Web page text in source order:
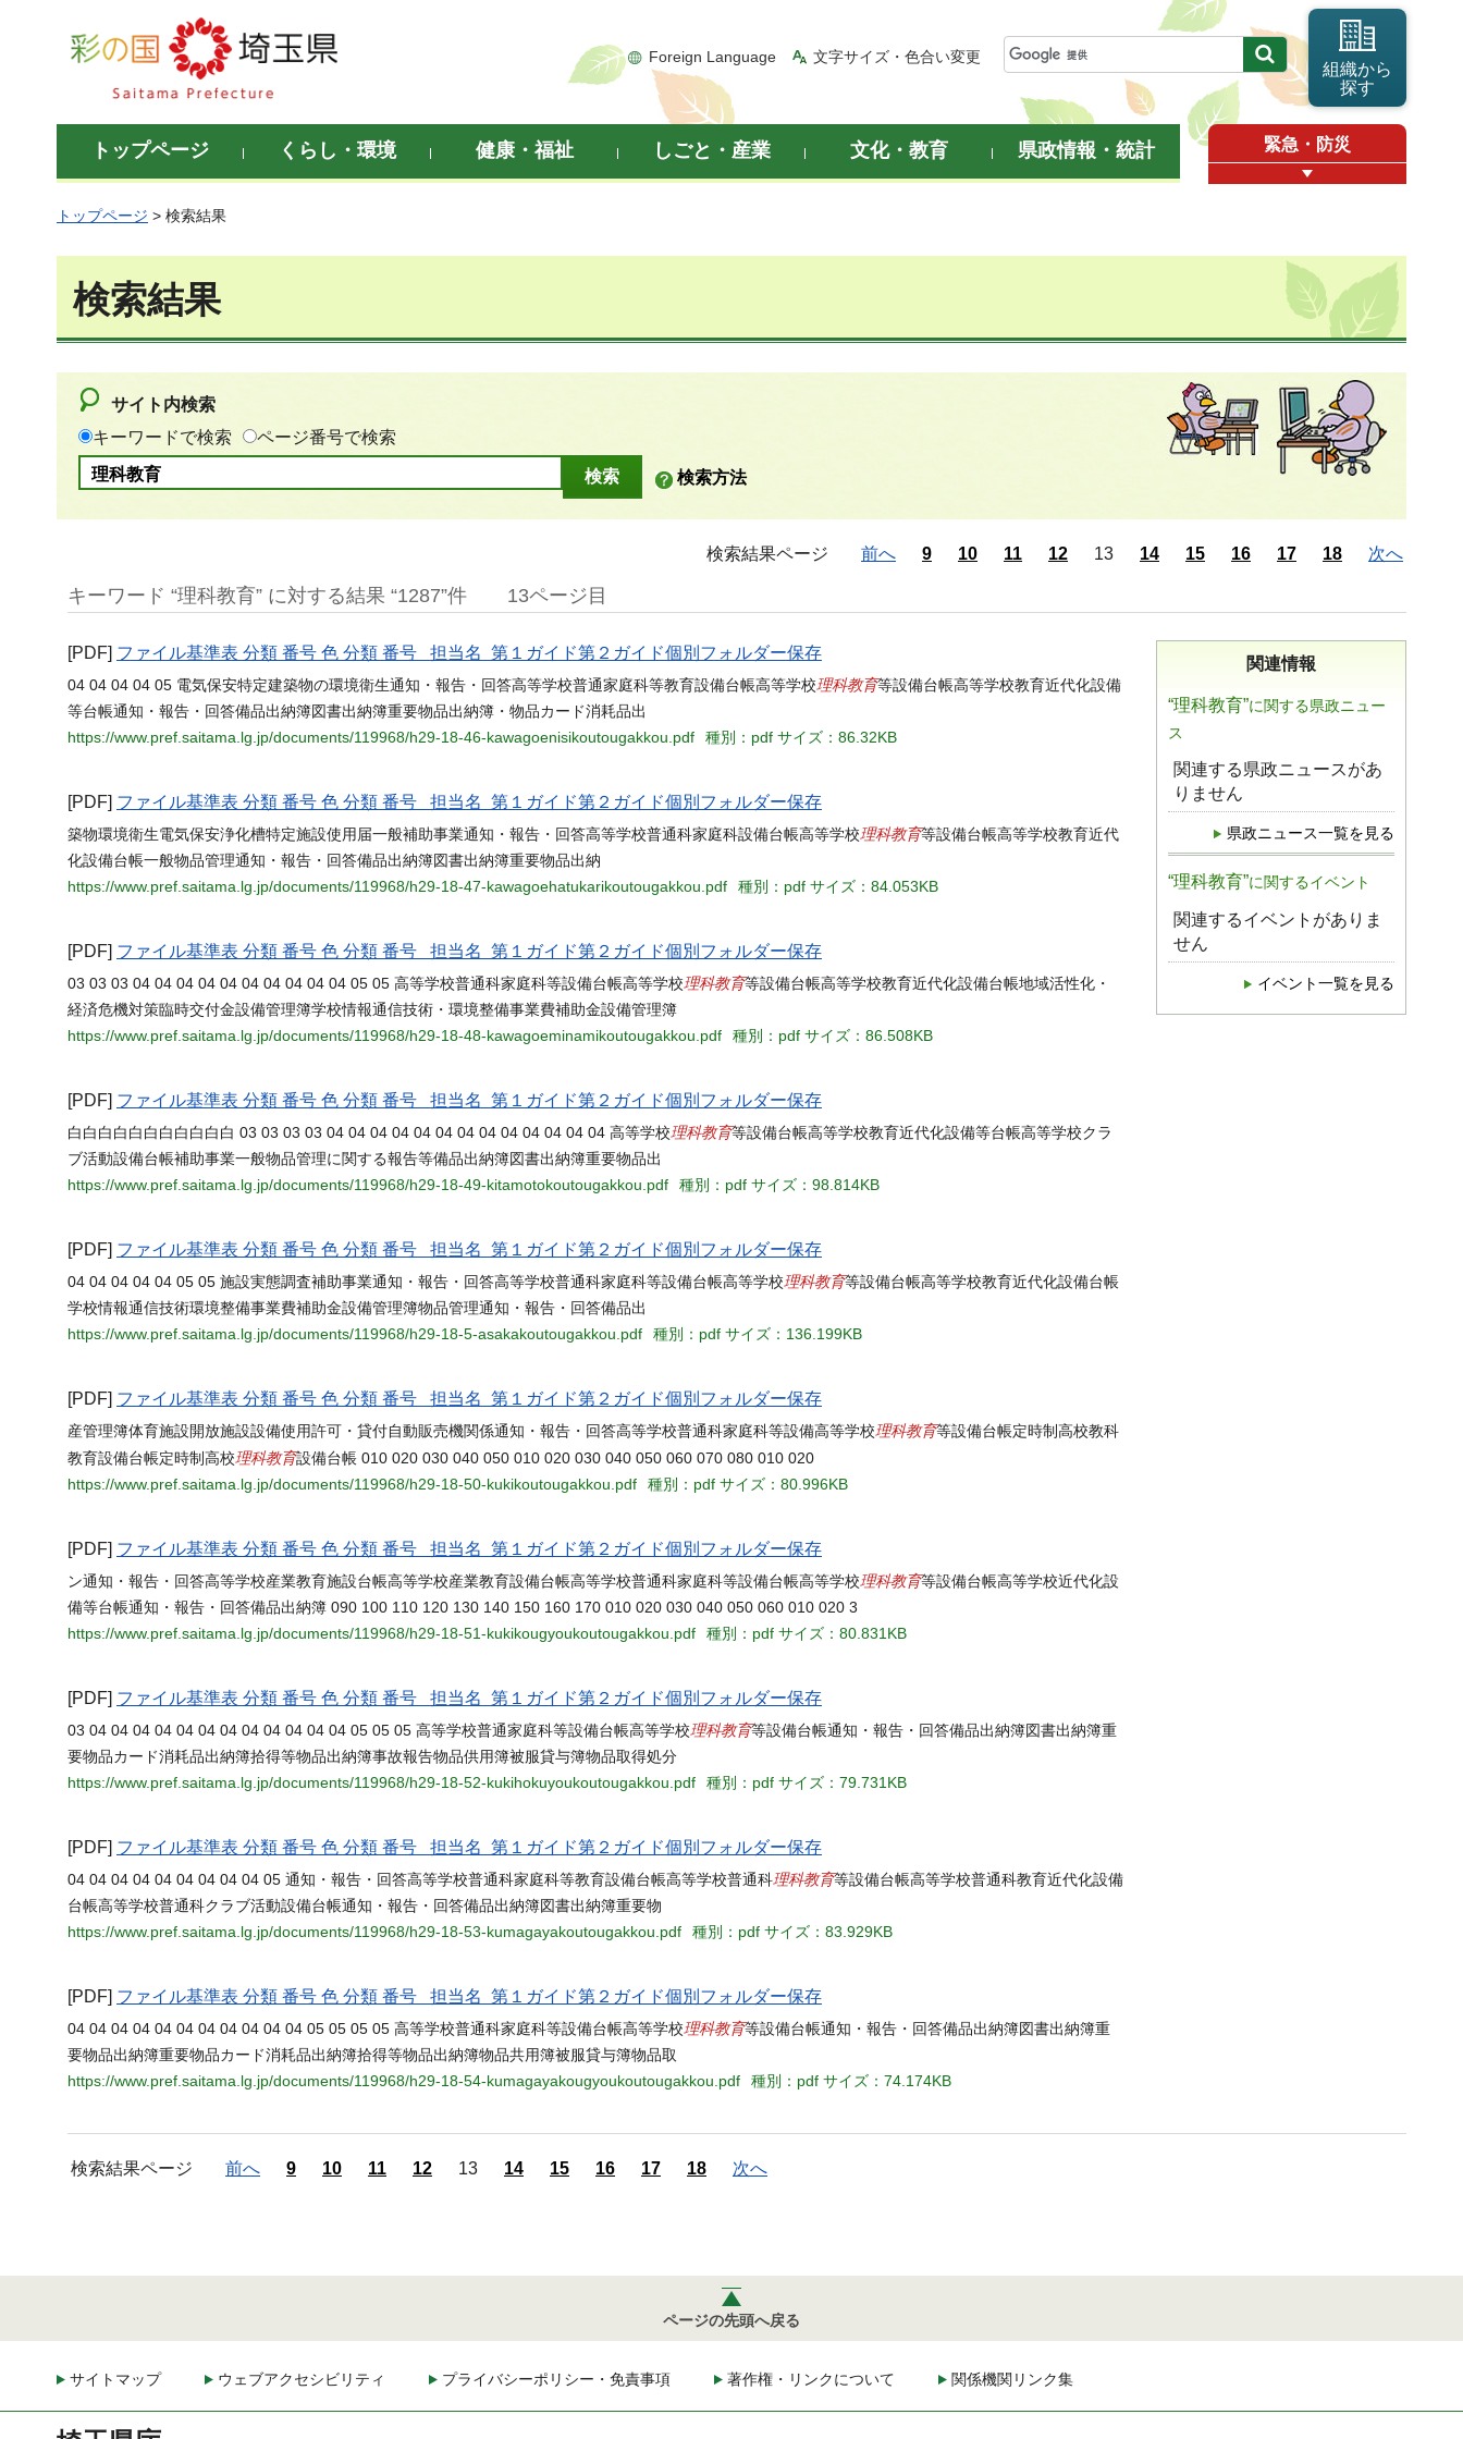
彩の国 埼玉県
Foreign Language 文字サイズ・色合い変更
組織から
探す
トップページ くらし・環境 健康・福祉 しごと・産業 文化・教育 県政情報・統計 緊急・防災
トップページ > 検索結果
検索結果
サイト内検索
キーワードで検索
ページ番号で検索
検索方法
検索結果ページ 前へ 9 10 11 12 13 14 15 16 17 18 次へ
キーワード “理科教育” に対する結果 “1287”件 13ページ目
関連情報
“理科教育”に関する県政ニュー
ス
関連する県政ニュースがあ
りません
県政ニュース一覧を見る
“理科教育”に関するイベント
関連するイベントがありま
せん
イベント一覧を見る
[PDF] ファイル基準表 分類 番号 色 分類 番号 担当名 第１ガイド第２ガイド個別フォルダー保存
04 04 04 04 05 電気保安特定建築物の環境衛生通知・報告・回答高等学校普通家庭科等教育設備台帳高等学校理科教育等設備台帳高等学校教育近代化設備
等台帳通知・報告・回答備品出納簿図書出納簿重要物品出納簿・物品カード消耗品出
https://www.pref.saitama.lg.jp/documents/119968/h29-18-46-kawagoenisikoutougakkou.pdf
種別：pdf サイズ：86.32KB
[PDF] ファイル基準表 分類 番号 色 分類 番号 担当名 第１ガイド第２ガイド個別フォルダー保存
築物環境衛生電気保安浄化槽特定施設使用届一般補助事業通知・報告・回答高等学校普通科家庭科設備台帳高等学校理科教育等設備台帳高等学校教育近代
化設備台帳一般物品管理通知・報告・回答備品出納簿図書出納簿重要物品出納
https://www.pref.saitama.lg.jp/documents/119968/h29-18-47-kawagoehatukarikoutougakkou.pdf
種別：pdf サイズ：84.053KB
[PDF] ファイル基準表 分類 番号 色 分類 番号 担当名 第１ガイド第２ガイド個別フォルダー保存
03 03 03 04 04 04 04 04 04 04 04 04 04 05 05 高等学校普通科家庭科等設備台帳高等学校理科教育等設備台帳高等学校教育近代化設備台帳地域活性化・
経済危機対策臨時交付金設備管理簿学校情報通信技術・環境整備事業費補助金設備管理簿
https://www.pref.saitama.lg.jp/documents/119968/h29-18-48-kawagoeminamikoutougakkou.pdf
種別：pdf サイズ：86.508KB
[PDF] ファイル基準表 分類 番号 色 分類 番号 担当名 第１ガイド第２ガイド個別フォルダー保存
白白白白白白白白白白白 03 03 03 03 04 04 04 04 04 04 04 04 04 04 04 04 04 高等学校理科教育等設備台帳高等学校教育近代化設備等台帳高等学校クラ
ブ活動設備台帳補助事業一般物品管理に関する報告等備品出納簿図書出納簿重要物品出
https://www.pref.saitama.lg.jp/documents/119968/h29-18-49-kitamotokoutougakkou.pdf
種別：pdf サイズ：98.814KB
[PDF] ファイル基準表 分類 番号 色 分類 番号 担当名 第１ガイド第２ガイド個別フォルダー保存
04 04 04 04 04 05 05 施設実態調査補助事業通知・報告・回答高等学校普通科家庭科等設備台帳高等学校理科教育等設備台帳高等学校教育近代化設備台帳
学校情報通信技術環境整備事業費補助金設備管理簿物品管理通知・報告・回答備品出
https://www.pref.saitama.lg.jp/documents/119968/h29-18-5-asakakoutougakkou.pdf
種別：pdf サイズ：136.199KB
[PDF] ファイル基準表 分類 番号 色 分類 番号 担当名 第１ガイド第２ガイド個別フォルダー保存
産管理簿体育施設開放施設設備使用許可・貸付自動販売機関係通知・報告・回答高等学校普通科家庭科等設備高等学校理科教育等設備台帳定時制高校教科
教育設備台帳定時制高校理科教育設備台帳 010 020 030 040 050 010 020 030 040 050 060 070 080 010 020
https://www.pref.saitama.lg.jp/documents/119968/h29-18-50-kukikoutougakkou.pdf
種別：pdf サイズ：80.996KB
[PDF] ファイル基準表 分類 番号 色 分類 番号 担当名 第１ガイド第２ガイド個別フォルダー保存
ン通知・報告・回答高等学校産業教育施設台帳高等学校産業教育設備台帳高等学校普通科家庭科等設備台帳高等学校理科教育等設備台帳高等学校近代化設
備等台帳通知・報告・回答備品出納簿 090 100 110 120 130 140 150 160 170 010 020 030 040 050 060 010 020 3
https://www.pref.saitama.lg.jp/documents/119968/h29-18-51-kukikougyoukoutougakkou.pdf
種別：pdf サイズ：80.831KB
[PDF] ファイル基準表 分類 番号 色 分類 番号 担当名 第１ガイド第２ガイド個別フォルダー保存
03 04 04 04 04 04 04 04 04 04 04 04 04 05 05 05 高等学校普通家庭科等設備台帳高等学校理科教育等設備台帳通知・報告・回答備品出納簿図書出納簿重
要物品カード消耗品出納簿拾得等物品出納簿事故報告物品供用簿被服貸与簿物品取得処分
https://www.pref.saitama.lg.jp/documents/119968/h29-18-52-kukihokuyoukoutougakkou.pdf
種別：pdf サイズ：79.731KB
[PDF] ファイル基準表 分類 番号 色 分類 番号 担当名 第１ガイド第２ガイド個別フォルダー保存
04 04 04 04 04 04 04 04 04 05 通知・報告・回答高等学校普通科家庭科等教育設備台帳高等学校普通科理科教育等設備台帳高等学校普通科教育近代化設備
台帳高等学校普通科クラブ活動設備台帳通知・報告・回答備品出納簿図書出納簿重要物
https://www.pref.saitama.lg.jp/documents/119968/h29-18-53-kumagayakoutougakkou.pdf
種別：pdf サイズ：83.929KB
[PDF] ファイル基準表 分類 番号 色 分類 番号 担当名 第１ガイド第２ガイド個別フォルダー保存
04 04 04 04 04 04 04 04 04 04 04 05 05 05 05 高等学校普通科家庭科等設備台帳高等学校理科教育等設備台帳通知・報告・回答備品出納簿図書出納簿重
要物品出納簿重要物品カード消耗品出納簿拾得等物品出納簿物品共用簿被服貸与簿物品取
https://www.pref.saitama.lg.jp/documents/119968/h29-18-54-kumagayakougyoukoutougakkou.pdf
種別：pdf サイズ：74.174KB
検索結果ページ 前へ 9 10 11 12 13 14 15 16 17 18 次へ
ページの先頭へ戻る
サイトマップ ウェブアクセシビリティ プライバシーポリシー・免責事項 著作権・リンクについて 関係機関リンク集